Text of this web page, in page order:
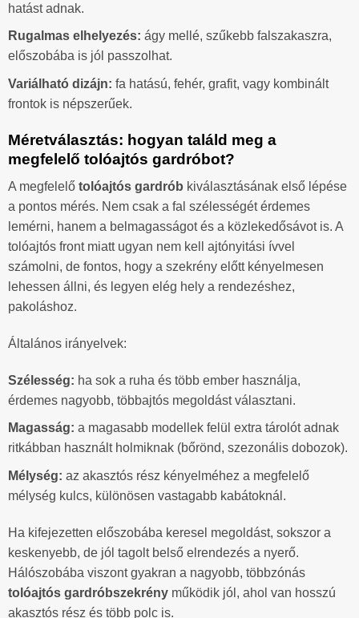
hatást adnak.
Rugalmas elhelyezés: ágy mellé, szűkebb falszakaszra,
előszobába is jól passzolhat.
Variálható dizájn: fa hatású, fehér, grafit, vagy kombinált
frontok is népszerűek.
Méretválasztás: hogyan találd meg a
megfelelő tolóajtós gardróbot?
A megfelelő tolóajtós gardrób kiválasztásának első lépése
a pontos mérés. Nem csak a fal szélességét érdemes
lemérni, hanem a belmagasságot és a közlekedősávot is. A
tolóajtós front miatt ugyan nem kell ajtónyitási ívvel
számolni, de fontos, hogy a szekrény előtt kényelmesen
lehessen állni, és legyen elég hely a rendezéshez,
pakoláshoz.
Általános irányelvek:
Szélesség: ha sok a ruha és több ember használja,
érdemes nagyobb, többajtós megoldást választani.
Magasság: a magasabb modellek felül extra tárolót adnak
ritkábban használt holmiknak (bőrönd, szezonális dobozok).
Mélység: az akasztós rész kényelméhez a megfelelő
mélység kulcs, különösen vastagabb kabátoknál.
Ha kifejezetten előszobába keresel megoldást, sokszor a
keskenyebb, de jól tagolt belső elrendezés a nyerő.
Hálószobába viszont gyakran a nagyobb, többzónás
tolóajtós gardróbszekrény működik jól, ahol van hosszú
akasztós rész és több polc is.